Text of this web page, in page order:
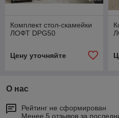
Комплект стол-скамейки
ЛОФТ DPG50
Цену уточняйте
О нас
Рейтинг не сформирован
Менее 5 отзывов за